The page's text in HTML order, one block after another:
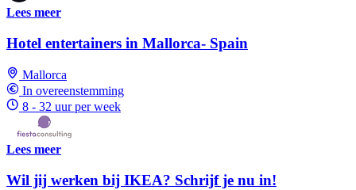
Lees meer
Hotel entertainers in Mallorca- Spain
Mallorca
In overeenstemming
8 - 32 uur per week
Lees meer
Wil jij werken bij IKEA? Schrijf je nu in!